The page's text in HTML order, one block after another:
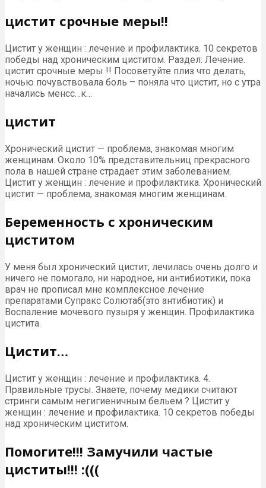
цистит срочные меры!!
Цистит у женщин : лечение и профилактика. 10 секретов
победы над хроническим циститом. Раздел: Лечение.
цистит срочные меры !! Посоветуйте плиз что делать,
ночью почувствовала боль – поняла что цистит, но с утра
начались менсс…к…
цистит
Хронический цистит — проблема, знакомая многим
женщинам. Около 10% представительниц прекрасного
пола в нашей стране страдает этим заболеванием.
Цистит у женщин : лечение и профилактика. Хронический
цистит — проблема, знакомая многим женщинам.
Беременность с хроническим
циститом
У меня был хронический цистит, лечилась очень долго и
ничего не помогало, ни народное, ни антибиотики, пока
врач не прописал мне комплексное лечение
препаратами Супракс Солютаб(это антибиотик) и
Воспаление мочевого пузыря у женщин. Профилактика
цистита.
Цистит…
Цистит у женщин : лечение и профилактика. 4.
Правильные трусы. Знаете, почему медики считают
стринги самым негигиеничным бельем ? Цистит у
женщин : лечение и профилактика. 10 секретов победы
над хроническим циститом.
Помогите!!! Замучили частые
циститы!!! :(((